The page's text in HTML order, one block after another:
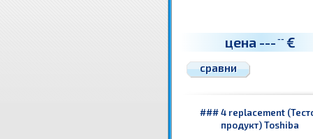
цена --- -- €
сравни
### 4 replacement
продукт) Toshiba